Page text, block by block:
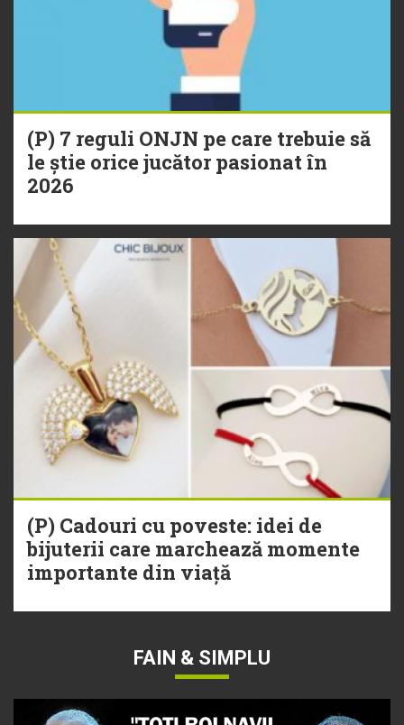
(P) 7 reguli ONJN pe care trebuie să
le știe orice jucător pasionat în
2026
(P) Cadouri cu poveste: idei de
bijuterii care marchează momente
importante din viață
FAIN & SIMPLU